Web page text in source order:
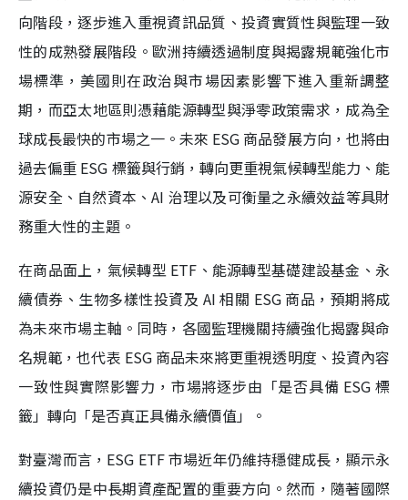
向階段，逐步進入重視資訊品質、投資實質性與監理一致
性的成熟發展階段。歐洲持續透過制度與揭露規範強化市
場標準，美國則在政治與市場因素影響下進入重新調整
期，而亞太地區則憑藉能源轉型與淨零政策需求，成為全
球成長最快的市場之一。未來 ESG 商品發展方向，也將由
過去偏重 ESG 標籤與行銷，轉向更重視氣候轉型能力、能
源安全、自然資本、AI 治理以及可衡量之永續效益等具財
務重大性的主題。
在商品面上，氣候轉型 ETF、能源轉型基礎建設基金、永
續債券、生物多樣性投資及 AI 相關 ESG 商品，預期將成
為未來市場主軸。同時，各國監理機關持續強化揭露與命
名規範，也代表 ESG 商品未來將更重視透明度、投資內容
一致性與實際影響力，市場將逐步由「是否具備 ESG 標
籤」轉向「是否真正具備永續價值」。
對臺灣而言，ESG ETF 市場近年仍維持穩健成長，顯示永
續投資仍是中長期資產配置的重要方向。然而，隨著國際